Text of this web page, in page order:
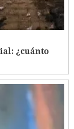
¿cuánto